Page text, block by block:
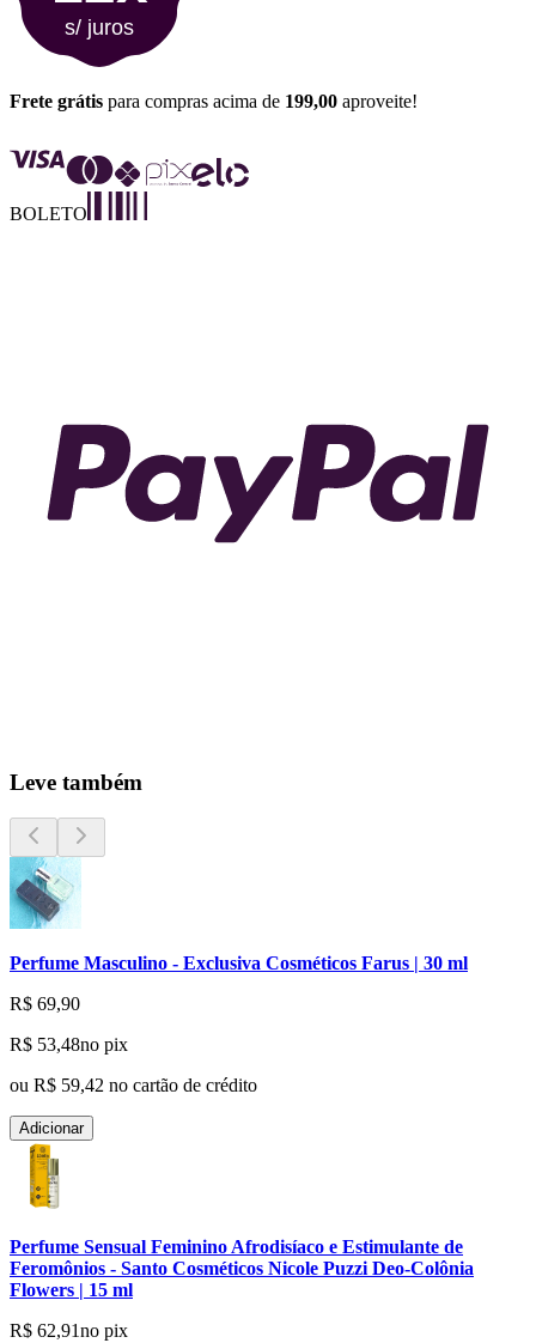
s/ juros
Frete grátis para compras acima de 199,00 aproveite!
BOLETO
Leve também
Perfume Masculino - Exclusiva Cosméticos Farus | 30 ml
R$ 69,90
R$ 53,48no pix
ou R$ 59,42 no cartão de crédito
Adicionar
Perfume Sensual Feminino Afrodisíaco e Estimulante de
Feromônios - Santo Cosméticos Nicole Puzzi Deo-Colônia
Flowers | 15 ml
R$ 62,91no pix